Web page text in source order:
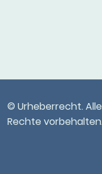
© Urheberrecht. Alle
Rechte vorbehalten.